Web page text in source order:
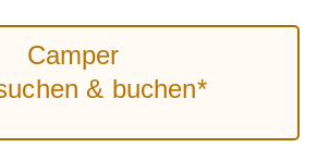
Camper
& buchen*